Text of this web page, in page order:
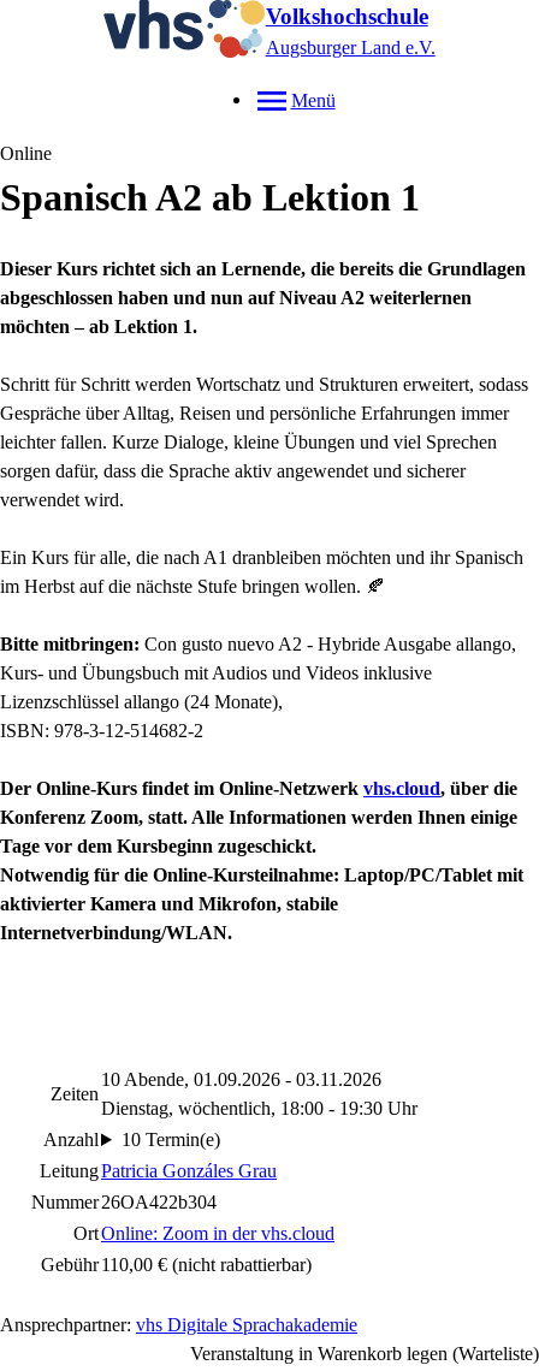
Volkshochschule
Augsburger Land e.V.
Menü
Online
Spanisch A2 ab Lektion 1
Dieser Kurs richtet sich an Lernende, die bereits die Grundlagen
abgeschlossen haben und nun auf Niveau A2 weiterlernen
möchten – ab Lektion 1.
Schritt für Schritt werden Wortschatz und Strukturen erweitert, sodass
Gespräche über Alltag, Reisen und persönliche Erfahrungen immer
leichter fallen. Kurze Dialoge, kleine Übungen und viel Sprechen
sorgen dafür, dass die Sprache aktiv angewendet und sicherer
verwendet wird.
Ein Kurs für alle, die nach A1 dranbleiben möchten und ihr Spanisch
im Herbst auf die nächste Stufe bringen wollen. 🍂
Bitte mitbringen: Con gusto nuevo A2 - Hybride Ausgabe allango,
Kurs- und Übungsbuch mit Audios und Videos inklusive
Lizenzschlüssel allango (24 Monate),
ISBN: 978-3-12-514682-2
Der Online-Kurs findet im Online-Netzwerk vhs.cloud, über die
Konferenz Zoom, statt. Alle Informationen werden Ihnen einige
Tage vor dem Kursbeginn zugeschickt.
Notwendig für die Online-Kursteilnahme: Laptop/PC/Tablet mit
aktivierter Kamera und Mikrofon, stabile
Internetverbindung/WLAN.
Zeiten
10 Abende, 01.09.2026 - 03.11.2026
Dienstag, wöchentlich, 18:00 - 19:30 Uhr
Anzahl
10 Termin(e)
LeitungPatricia Gonzáles Grau
Nummer26OA422b304
OrtOnline: Zoom in der vhs.cloud
Gebühr110,00 € (nicht rabattierbar)
Ansprechpartner: vhs Digitale Sprachakademie
Veranstaltung in Warenkorb legen (Warteliste)